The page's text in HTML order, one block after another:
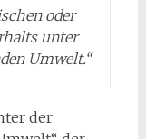
oder
unter
Umwelt.“
der